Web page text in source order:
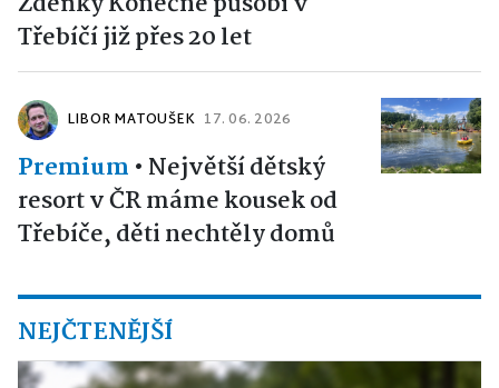
Třebíčí již přes 20 let
LIBOR MATOUŠEK 17. 06. 2026
Premium • Největší dětský
resort v ČR máme kousek od
Třebíče, děti nechtěly domů
NEJČTENĚJŠÍ